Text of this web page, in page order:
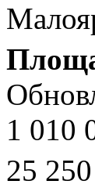
1 010
25